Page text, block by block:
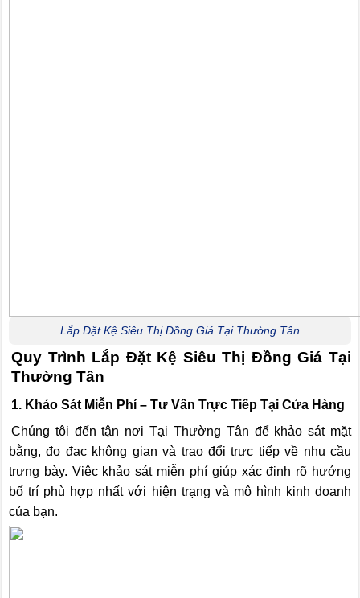
Lắp Đặt Kệ Siêu Thị Đồng Giá Tại Thường Tân
Quy Trình Lắp Đặt Kệ Siêu Thị Đồng Giá Tại
Thường Tân
1. Khảo Sát Miễn Phí – Tư Vấn Trực Tiếp Tại Cửa Hàng
Chúng tôi đến tận nơi Tại Thường Tân để khảo sát mặt
bằng, đo đạc không gian và trao đổi trực tiếp về nhu cầu
trưng bày. Việc khảo sát miễn phí giúp xác định rõ hướng
bố trí phù hợp nhất với hiện trạng và mô hình kinh doanh
của bạn.